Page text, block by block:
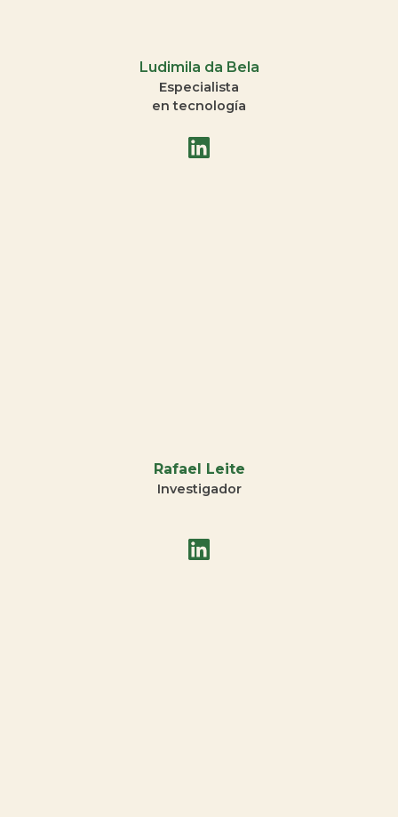
Ludimila da Bela
Especialista
en tecnología
Rafael Leite
Investigador